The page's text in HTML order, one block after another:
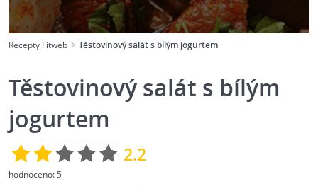
Recepty Fitweb Těstovinový salát s bílým jogurtem
Těstovinový salát s bílým
jogurtem
2.2
hodnoceno:5